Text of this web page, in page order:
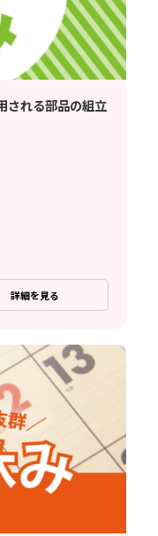
される部品の組立
詳細を見る